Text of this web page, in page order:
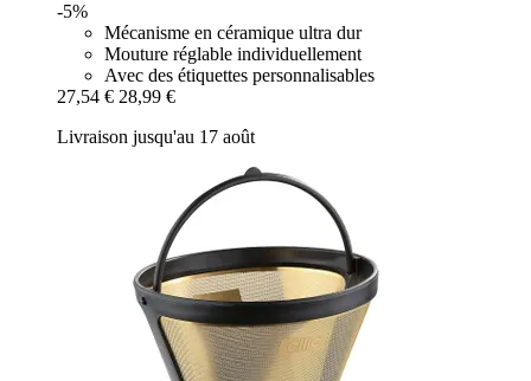
-5%
Mécanisme en céramique ultra dur
Mouture réglable individuellement
Avec des étiquettes personnalisables
27,54 € 28,99 €
Livraison jusqu'au 17 août